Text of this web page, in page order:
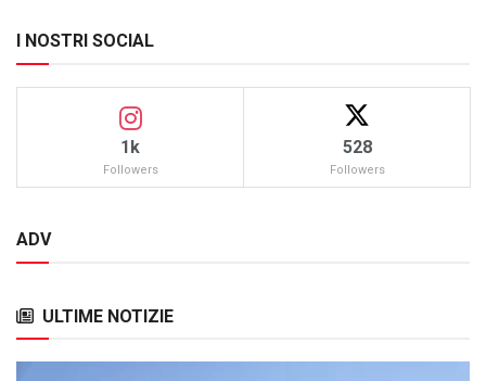
I NOSTRI SOCIAL
1k
Followers
528
Followers
ADV
ULTIME NOTIZIE